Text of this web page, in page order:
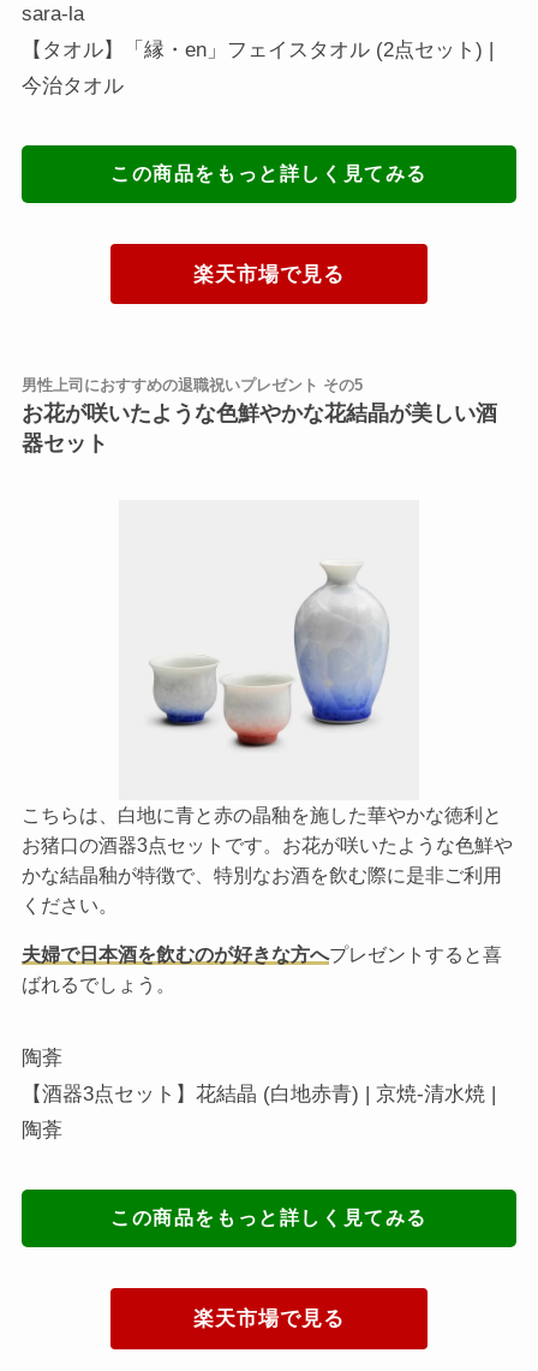
sara-la
【タオル】「縁・en」フェイスタオル (2点セット) |
今治タオル
この商品をもっと詳しく見てみる
楽天市場で見る
男性上司におすすめの退職祝いプレゼント その5
お花が咲いたような色鮮やかな花結晶が美しい酒
器セット
こちらは、白地に青と赤の晶釉を施した華やかな徳利と
お猪口の酒器3点セットです。お花が咲いたような色鮮や
かな結晶釉が特徴で、特別なお酒を飲む際に是非ご利用
ください。
夫婦で日本酒を飲むのが好きな方へプレゼントすると喜
ばれるでしょう。
陶葊
【酒器3点セット】花結晶 (白地赤青) | 京焼-清水焼 |
陶葊
この商品をもっと詳しく見てみる
楽天市場で見る